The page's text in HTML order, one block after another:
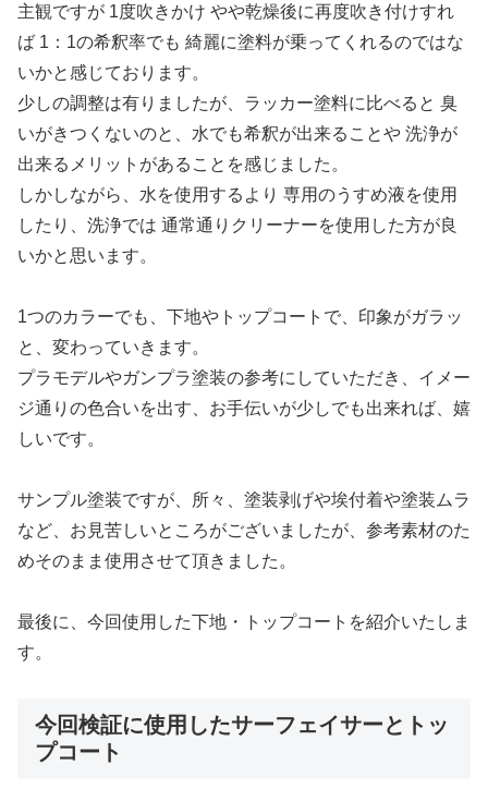
主観ですが 1度吹きかけ やや乾燥後に再度吹き付けすれ
ば 1：1の希釈率でも 綺麗に塗料が乗ってくれるのではな
いかと感じております。
少しの調整は有りましたが、ラッカー塗料に比べると 臭
いがきつくないのと、水でも希釈が出来ることや 洗浄が
出来るメリットがあることを感じました。
しかしながら、水を使用するより 専用のうすめ液を使用
したり、洗浄では 通常通りクリーナーを使用した方が良
いかと思います。
1つのカラーでも、下地やトップコートで、印象がガラッ
と、変わっていきます。
プラモデルやガンプラ塗装の参考にしていただき、イメー
ジ通りの色合いを出す、お手伝いが少しでも出来れば、嬉
しいです。
サンプル塗装ですが、所々、塗装剥げや埃付着や塗装ムラ
など、お見苦しいところがございましたが、参考素材のた
めそのまま使用させて頂きました。
最後に、今回使用した下地・トップコートを紹介いたしま
す。
今回検証に使用したサーフェイサーとトッ
プコート